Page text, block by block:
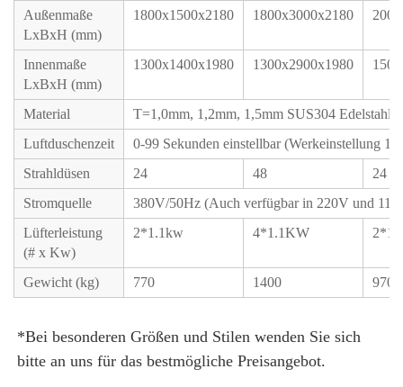
Außenmaße
LxBxH (mm)
1800x1500x2180 1800x3000x2180
Innenmaße
LxBxH (mm)
1300x1400x1980 1300x2900x1980
Material
T=1,0mm, 1,2mm, 1,5mm SUS304 Edelstahl
Luftduschenzeit
0-99 Sekunden einstellbar (Werkeinstellung
Strahldüsen
24 48
24
Stromquelle
380V/50Hz (Auch verfügbar in 220V und
Lüfterleistung
(# x Kw)
2*1.1kw 4*1.1KW
Gewicht (kg) 770 1400 970
*Bei besonderen Größen und Stilen wenden Sie sich
bitte an uns für das bestmögliche Preisangebot.